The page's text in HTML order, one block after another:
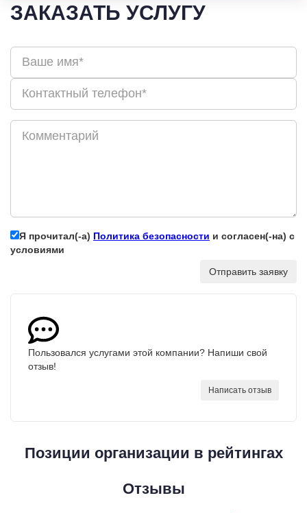
ЗАКАЗАТЬ УСЛУГУ
Я прочитал(-а) Политика безопасности и согласен(-на) с
условиями
Отправить заявку
Пользовался услугами этой компании? Напиши свой
отзыв!
Написать отзыв
Позиции организации в рейтингах
Отзывы